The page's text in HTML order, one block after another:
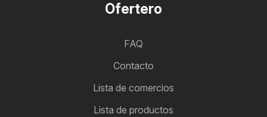
Ofertero
FAQ
Contacto
Lista de comercios
Lista de productos